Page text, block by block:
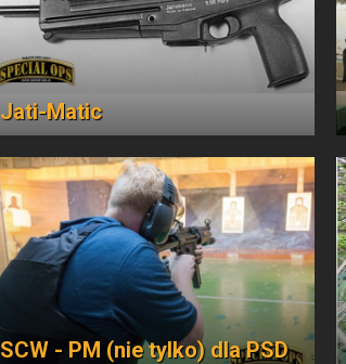
Jati-Matic
SCW - PM (nie tylko) dla PSD